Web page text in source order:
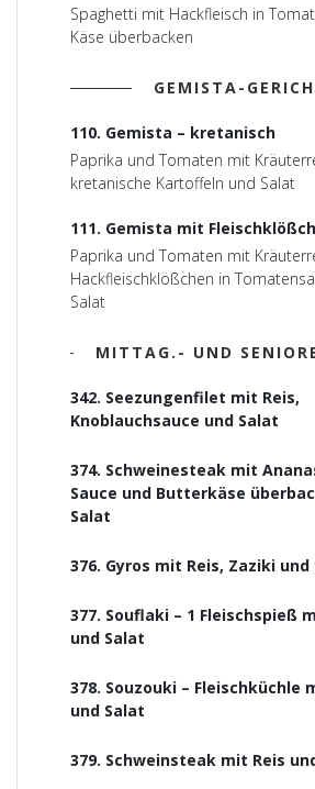
Spaghetti mit Hackfleisch in
Käse überbacken
GEMISTA-
110. Gemista – kretanisch
Paprika und Tomaten mit
kretanische Kartoffeln und Salat
111. Gemista mit
Paprika und Tomaten mit
Hackfleischklößchen in
Salat
MITTAG.- UND
342. Seezungenfilet mit Reis,
Knoblauchsauce und Salat
374. Schweinesteak mit
Sauce und Butterkäse
Salat
376. Gyros mit Reis, Zaziki und
377. Souflaki – 1 Fleischspieß
und Salat
378. Souzouki – Fleischküchle
und Salat
379. Schweinsteak mit Reis